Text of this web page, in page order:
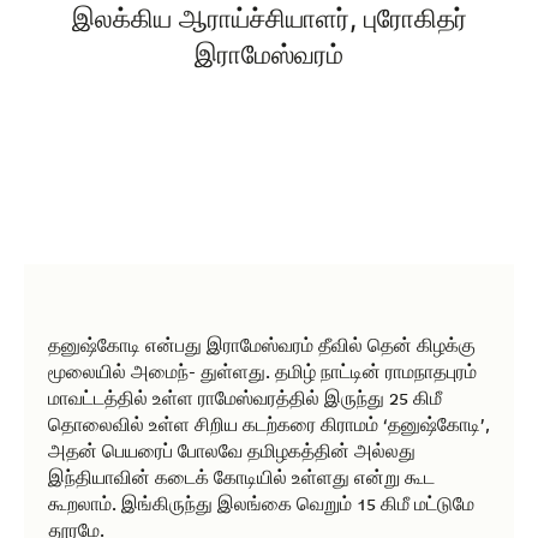
இலக்கிய ஆராய்ச்சியாளர், புரோகிதர்
இராமேஸ்வரம்
தனுஷ்கோடி என்பது இராமேஸ்வரம் தீவில் தென் கிழக்கு
மூலையில் அமைந்- துள்ளது. தமிழ் நாட்டின் ராமநாதபுரம்
மாவட்டத்தில் உள்ள ராமேஸ்வரத்தில் இருந்து 25 கிமீ
தொலைவில் உள்ள சிறிய கடற்கரை கிராமம் ‘தனுஷ்கோடி’,
அதன் பெயரைப் போலவே தமிழகத்தின் அல்லது
இந்தியாவின் கடைக் கோடியில் உள்ளது என்று கூட
கூறலாம். இங்கிருந்து இலங்கை வெறும் 15 கிமீ மட்டுமே
தூரமே.